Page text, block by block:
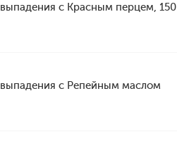
с Красным перцем, 150
с Репейным маслом